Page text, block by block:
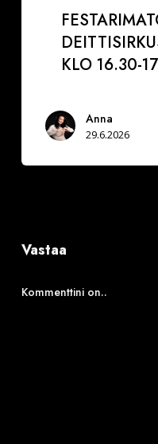
KLO 16.30-
Anna
29.6.2026
Vastaa
Kommenttini on..